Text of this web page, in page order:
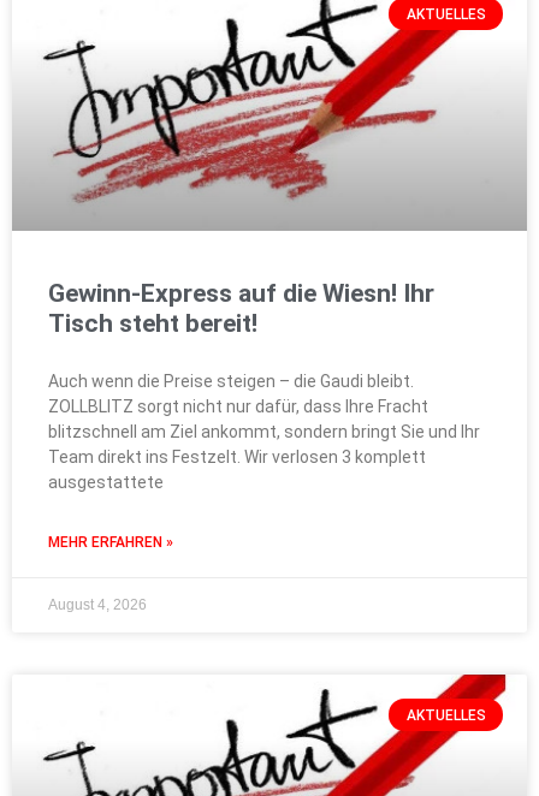
AKTUELLES
Gewinn-Express auf die Wiesn! Ihr
Tisch steht bereit!
Auch wenn die Preise steigen – die Gaudi bleibt.
ZOLLBLITZ sorgt nicht nur dafür, dass Ihre Fracht
blitzschnell am Ziel ankommt, sondern bringt Sie und Ihr
Team direkt ins Festzelt. Wir verlosen 3 komplett
ausgestattete
MEHR ERFAHREN »
August 4, 2026
AKTUELLES